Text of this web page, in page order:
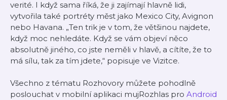
verité. I když sama říká, že ji zajímají hlavně lidi,
vytvořila také portréty měst jako Mexico City, Avignon
nebo Havana. „Ten trik je v tom, že většinou najdete,
když moc nehledáte. Když se vám objeví něco
absolutně jiného, co jste neměli v hlavě, a cítíte, že to
má sílu, tak za tím jdete,“ popisuje ve Vizitce.
Všechno z tématu Rozhovory můžete pohodlně
poslouchat v mobilní aplikaci mujRozhlas pro Android